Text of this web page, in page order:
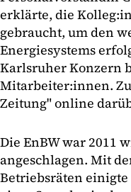
erklärte, die
gebraucht, um den
Energiesystems
Karlsruher Konzern
Mitarbeiter:innen.
Zeitung" online
Die EnBW war 2011
angeschlagen. Mit
Betriebsräten